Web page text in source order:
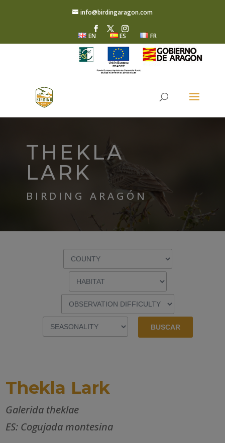
info@birdingaragon.com
EN ES FR
THEKLA
LARK
BIRDING ARAGÓN
Thekla Lark
Galerida theklae
ES: Cogujada montesina